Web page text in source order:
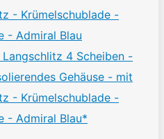
4 Scheiben -
Gehäuse - mit
- Krümelschublade -
- Admiral Blau*